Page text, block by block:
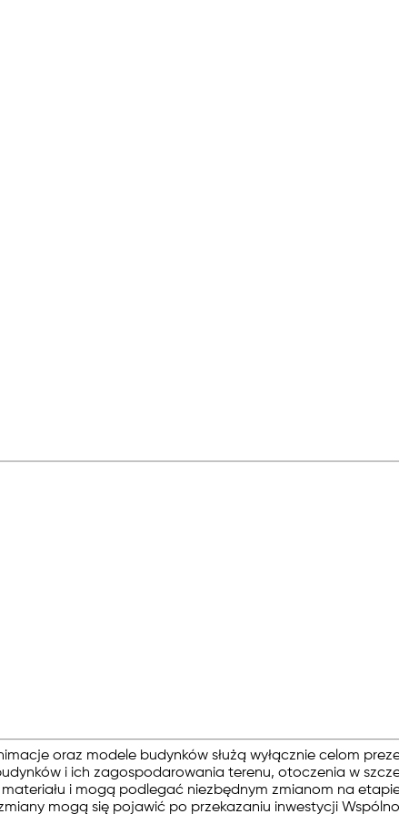
oraz modele budynków służą wyłącznie celom
i ich zagospodarowania terenu, otoczenia w
i mogą podlegać niezbędnym zmianom na
mogą się pojawić po przekazaniu inwestycji